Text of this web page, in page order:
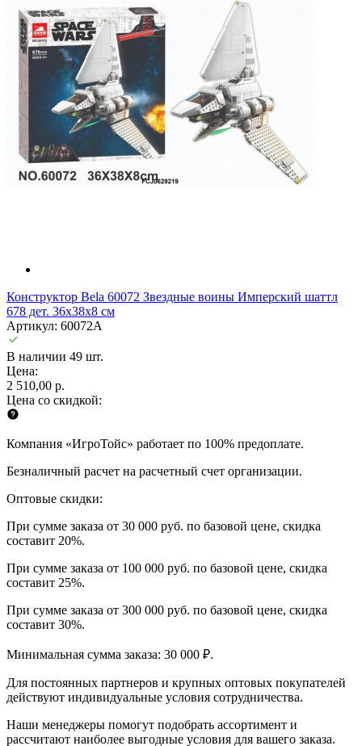
Конструктор Bela 60072 Звездные воины Имперский шаттл
678 дет. 36х38х8 см
Артикул: 60072A
В наличии 49 шт.
Цена:
2 510,00 р.
Цена со скидкой:
Компания «ИгроТойс» работает по 100% предоплате.
Безналичный расчет на расчетный счет организации.
Оптовые скидки:
При сумме заказа от 30 000 руб. по базовой цене, скидка
составит 20%.
При сумме заказа от 100 000 руб. по базовой цене, скидка
составит 25%.
При сумме заказа от 300 000 руб. по базовой цене, скидка
составит 30%.
Минимальная сумма заказа: 30 000 ₽.
Для постоянных партнеров и крупных оптовых покупателей
действуют индивидуальные условия сотрудничества.
Наши менеджеры помогут подобрать ассортимент и
рассчитают наиболее выгодные условия для вашего заказа.